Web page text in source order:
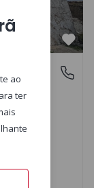
ao
ter